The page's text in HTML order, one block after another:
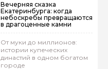
Вечерняя сказка
Екатеринбурга: когда
небоскребы превращаются
в драгоценные камни
От муки до миллионов:
истории купеческих
династий в одном богатом
городе